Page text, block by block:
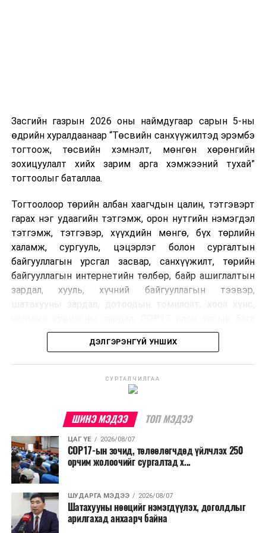
Шинэ хууль Францын зах зээлд үйлчилдэг гадаадын
дуудлагын төвүүдэд нөлөөлөхөөр байна. Тухайлбал,
Мароккогийн дуудлагын төвүүдийн орлогын 80 гаруй
хувь Францын зах зээлээс бүрддэг бөгөөд тус улсын
40–50 мянган ажлын байр эрсдэлд орж болзошгүйг
Засгийн газрын 2026 оны наймдугаар сарын 5-ны
өдрийн хуралдаанаар “Төсвийн санхүүжилтэд эрэмбэ
тогтоож, төсвийн хэмнэлт, мөнгөн хөрөнгийн
зохицуулалт хийх зарим арга хэмжээний тухай”
тогтоолыг баталлаа.
Тогтоолоор төрийн албан хаагчдын цалин, тэтгэвэрт
гарах нэг удаагийн тэтгэмж, орон нутгийн нэмэгдэл
тэтгэмж, тэтгэвэр, хүүхдийн мөнгө, бүх төрлийн
халамж, сургууль, цэцэрлэг болон сургалтын
байгууллагын урсгал засвар, санхүүжилт, төрийн
байгууллагын интернетийн төлбөр, байр ашиглалтын
зардал, хууль, хүчний байгууллагын тээвэр,
хурлын зардал, Засгийн газрын өр, орон нутгийн нөөц
хөрөнгийн санхүүжилтийг хэвийн үргэлжлүүлэхээр
шийдвэрлэжээ.
Харин дараах зардлыг хязгаарлахаар болсон байна.
шийдвэртэйгээс бусад хурал, зөвлөгөөн, ой,
тэмдэглэлт өдөр, найр наадам, соёлын арга
хэмжээ;
Урьдчилан төлөвлөсөн төрийн өндөр албан
тушаалтны томилолтоос бусад гадаад
томилолт, гадаадын зочин хүлээн авах зардал;
ДЭЛГЭРЭНГҮЙ УНШИХ
СУРТАЛЧИЛГАА
ШИНЭ МЭДЭЭ ТОП МЭДЭЭ
ЦАГ ҮЕ 2026/08/07
COP17-ын зочид, төлөөлөгчдөд үйлчлэх 250
орчим жолоочийг сургалтад х...
ШУДАРГА МЭДЭЭ 2026/08/07
Шатахууны нөөцийг нэмэгдүүлэх, доголдлыг
арилгахад анхаарч байна